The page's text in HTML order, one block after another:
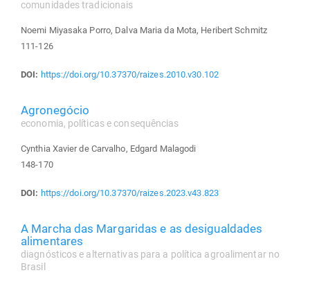
comunidades tradicionais
Noemi Miyasaka Porro, Dalva Maria da Mota, Heribert Schmitz
111-126
DOI: https://doi.org/10.37370/raizes.2010.v30.102
Agronegócio
economia, políticas e consequências
Cynthia Xavier de Carvalho, Edgard Malagodi
148-170
DOI: https://doi.org/10.37370/raizes.2023.v43.823
A Marcha das Margaridas e as desigualdades
alimentares
diagnósticos e alternativas para a política agroalimentar no
Brasil